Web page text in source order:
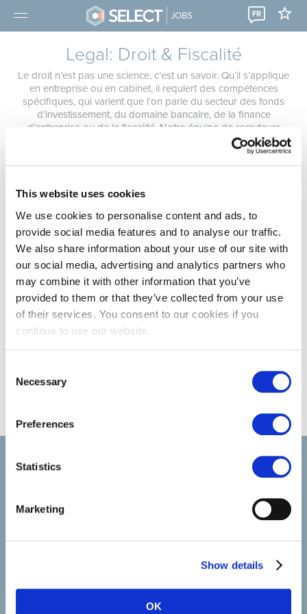
This website uses cookies
We use cookies to personalise content and ads, to
provide social media features and to analyse our traffic.
We also share information about your use of our site with
our social media, advertising and analytics partners who
may combine it with other information that you’ve
provided to them or that they’ve collected from your use
of their services. You consent to our cookies if you
continue to use our website.
Selection
Necessary
Preferences
Statistics
Marketing
Show details
OK
JOBS FR
Legal: Droit & Fiscalité
Le droit n’est pas une science, c’est un savoir. Qu’il s’applique
en entreprise ou en cabinet, il requiert des compétences
spécifiques, qui varient que l’on parle du secteur des fonds
d’investissement, du domaine bancaire, de la finance
d’entreprise ou de la fiscalité. Notre équipe de recruteurs
spécialisés vous soutient dans votre recherche pour vous aider
à trouver la fonction et l’environnement de travail qui vous
conviendront le plus.
Vous n'avez pas trouvé le bon job ? Adressez-nous
filialesou inscrivez-vous à notre service « jobalert
recrutement de talents, nous vous proposons un package
Jobalert